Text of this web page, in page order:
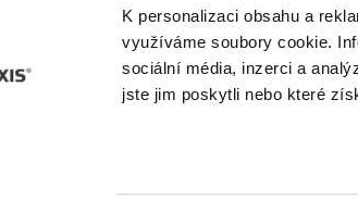
K personalizaci obsahu a
využíváme soubory cookie.
sociální média, inzerci a
jste jim poskytli nebo které
Kontaktujte nás. My